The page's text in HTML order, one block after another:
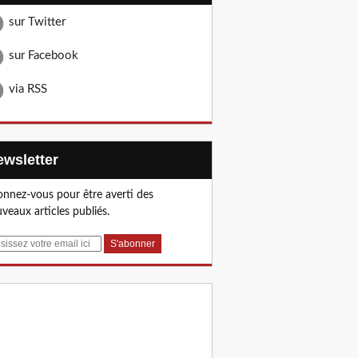
sur Twitter
sur Facebook
via RSS
vous pour être averti des
articles publiés.